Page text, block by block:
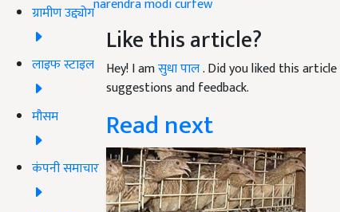
ग्रामीण उद्द्योग
लाइफ स्टाइल
मौसम
कंपनी समाचार
narendra modicurfew
Like this article?
Hey! I amसुधा पाल. Did you liked this
suggestions and feedback.
Read next